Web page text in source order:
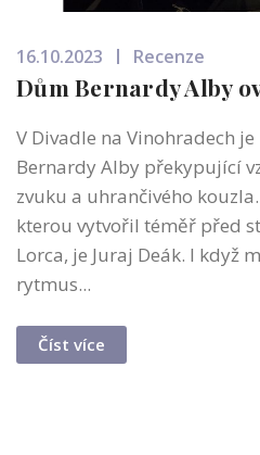
16.10.2023 Recenze
Dům Bernardy Alby
V Divadle na Vinohradech
Bernardy Alby překypující
zvuku a uhrančivého
kterou vytvořil téměř před
Lorca, je Juraj Deák. I když
rytmus...
Číst více